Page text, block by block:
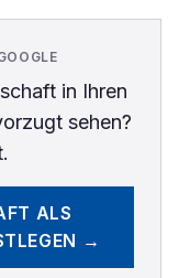
in Ihren
sehen?
ALS
→